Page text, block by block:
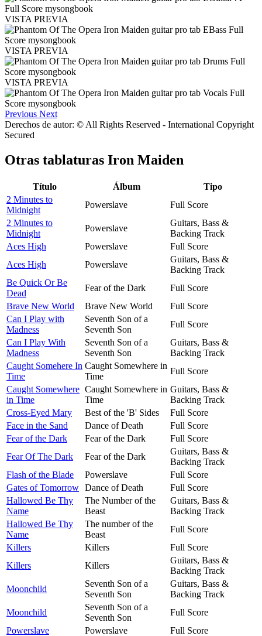
VISTA PREVIA
VISTA PREVIA
VISTA PREVIA
Previous Next
Derechos de autor: © All Rights Reserved - International Copyright
Secured
Otras tablaturas Iron Maiden
Título Álbum
Tipo
2 Minutes to
Midnight
Powerslave
Full Score
2 Minutes to
Midnight
Powerslave
Guitars, Bass &
Backing Track
Aces High
Powerslave
Full Score
Aces High
Powerslave
Guitars, Bass &
Backing Track
Be Quick Or Be
Dead
Fear of the Dark
Full Score
Brave New World
Brave New World
Full Score
Can I Play with
Madness
Seventh Son of a
Seventh Son
Full Score
Can I Play With
Madness
Seventh Son of a
Seventh Son
Guitars, Bass &
Backing Track
Caught Somehere In
Time
Caught Somewhere in
Time
Full Score
Caught Somewhere
in Time
Caught Somewhere in
Time
Guitars, Bass &
Backing Track
Cross-Eyed Mary
Best of the 'B' Sides
Full Score
Face in the Sand
Dance of Death
Full Score
Fear of the Dark
Fear of the Dark
Full Score
Fear Of The Dark
Fear of the Dark
Guitars, Bass &
Backing Track
Flash of the Blade
Powerslave
Full Score
Gates of Tomorrow Dance of Death
Full Score
Hallowed Be Thy
Name
The Number of the
Beast
Guitars, Bass &
Backing Track
Hallowed Be Thy
Name
The number of the
Beast
Full Score
Killers
Killers
Full Score
Killers
Killers
Guitars, Bass &
Backing Track
Moonchild
Seventh Son of a
Seventh Son
Guitars, Bass &
Backing Track
Moonchild
Seventh Son of a
Seventh Son
Full Score
Powerslave
Powerslave
Full Score